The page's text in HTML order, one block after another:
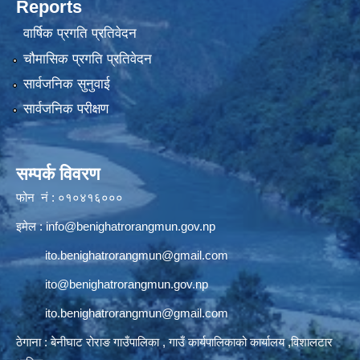
Reports
वार्षिक प्रगति प्रतिवेदन
चौमासिक प्रगति प्रतिवेदन
सार्वजनिक सुनुवाई
सार्वजनिक परीक्षण
सम्पर्क विवरण
फोन नं : ०१०४१६०००
इमेल :info@benighatrorangmun.gov.np
ito.benighatrorangmun@gmail.com
ito@benighatrorangmun.gov.np
ito.benighatrorangmun@gmail.com
ठेगाना : बेनीघाट रोराङ गाउँपालिका , गाउँ कार्यपालिकाको कार्यालय ,विशालटार